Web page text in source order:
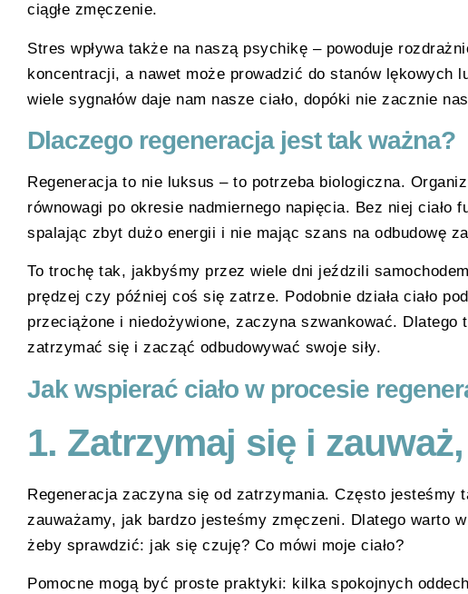
ciągłe zmęczenie.
Stres wpływa także na naszą psychikę – powoduje
koncentracji, a nawet może prowadzić do stanów lękowych
wiele sygnałów daje nam nasze ciało, dopóki nie zacznie nas
Dlaczego regeneracja jest tak ważna?
Regeneracja to nie luksus – to potrzeba biologiczna.
równowagi po okresie nadmiernego napięcia. Bez niej ciało
spalając zbyt dużo energii i nie mając szans na odbudowę
To trochę tak, jakbyśmy przez wiele dni jeździli
prędzej czy później coś się zatrze. Podobnie działa ciało
przeciążone i niedożywione, zaczyna szwankować. Dlatego
zatrzymać się i zacząć odbudowywać swoje siły.
Jak wspierać ciało w procesie
1. Zatrzymaj się i
Regeneracja zaczyna się od zatrzymania. Często jesteśmy
zauważamy, jak bardzo jesteśmy zmęczeni. Dlatego warto
żeby sprawdzić: jak się czuję? Co mówi moje ciało?
Pomocne mogą być proste praktyki: kilka spokojnych